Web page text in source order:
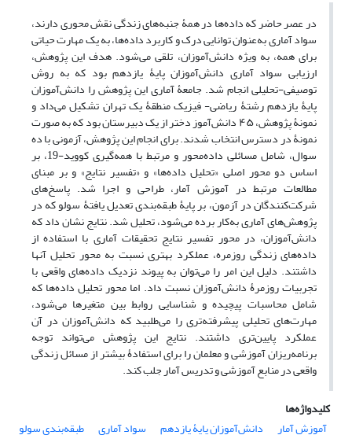
در عصر حاضر که داده‌ها در همۀ جنبه‌های زندگی نقش محوری دارند،
سواد آماری به‌عنوان توانایی درک و کاربرد داده‌ها، به یک مهارت حیاتی
برای همه، به ویژه دانش‌آموزان، تلقی می‌شود. هدف این پژوهش،
ارزیابی سواد آماری دانش‌آموزان پایۀ یازدهم بود که به روش
توصیفی-تحلیلی انجام شد. جامعۀ آماری این پژوهش را دانش‌آموزان
پایۀ یازدهم رشتۀ ریاضی- فیزیک منطقۀ یک تهران تشکیل می‌داد و
نمونۀ پژوهش، ۴۵ دانش‌آموز دختر از یک دبیرستان بود که به صورت
نمونۀ در دسترس انتخاب شدند. برای انجام این پژوهش، آزمونی با ده
سوال، شامل مسائلی داده‌محور و مرتبط با همه‌گیری کووید-19، بر
اساس دو محور اصلی «تحلیل داده‌ها» و «تفسیر نتایج» و بر مبنای
مطالعات مرتبط در آموزش آمار، طراحی و اجرا شد. پاسخ‌های
شرکت‌کنندگان در آزمون، بر پایۀ طبقه‌بندی تعدیل یافتۀ سولو که در
پژوهش‌های آماری به‌کار برده می‌شود، تحلیل شد. نتایج نشان داد که
دانش‌آموزان، در محور تفسیر نتایج تحقیقات آماری با استفاده از
داده‌های زندگی روزمره، عملکرد بهتری نسبت به محور تحلیل آنها
داشتند. دلیل این امر را می‌توان به پیوند نزدیک داده‌های واقعی با
تجربیات روزمرۀ دانش‌آموزان نسبت داد. اما محور تحلیل داده‌ها که
شامل محاسبات پیچیده و شناسایی روابط بین متغیرها می‌شود،
مهارت‌های تحلیلی پیشرفته‌تری را می‌طلبید که دانش‌آموزان در آن
عملکرد پایین‌تری داشتند. نتایج این پژوهش می‌تواند توجه
برنامه‌ریزان آموزشی و معلمان را برای استفادۀ بیشتر از مسائل زندگی
واقعی در منابع آموزشی و تدریس آمار جلب کند.
کلیدواژه‌ها
آموزش آمار
دانش‌آموزان پایۀ یازدهم سواد آماری طبقه‌بندی سولو